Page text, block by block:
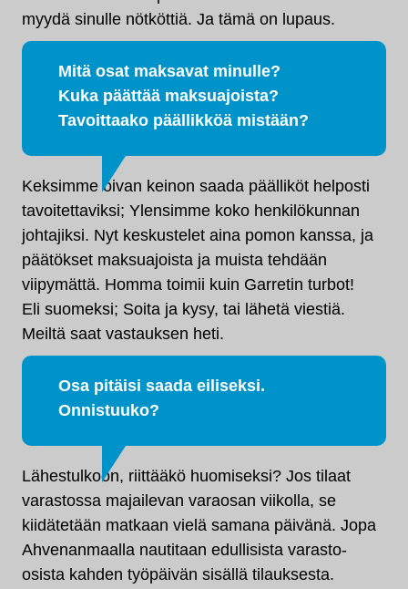
myydä sinulle nötköttiä. Ja tämä on lupaus.
Mitä osat maksavat minulle?
Kuka päättää maksuajoista?
Tavoittaako päällikköä mistään?
Keksimme oivan keinon saada päälliköt helposti
tavoitettaviksi; Ylensimme koko henkilökunnan
johtajiksi. Nyt keskustelet aina pomon kanssa, ja
päätökset maksuajoista ja muista tehdään
viipymättä. Homma toimii kuin Garretin turbot!
Eli suomeksi; Soita ja kysy, tai lähetä viestiä.
Meiltä saat vastauksen heti.
Osa pitäisi saada eiliseksi.
Onnistuuko?
Lähestulkoon, riittääkö huomiseksi? Jos tilaat
varastossa majailevan varaosan viikolla, se
kiidätetään matkaan vielä samana päivänä. Jopa
Ahvenanmaalla nautitaan edullisista varasto-
osista kahden työpäivän sisällä tilauksesta.